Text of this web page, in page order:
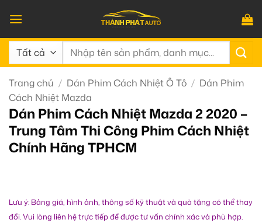
qua
nội
dung
Tìm
Trang chủ / Dán Phim Cách Nhiệt Ô Tô / Dán Phim
Cách Nhiệt Mazda
Dán Phim Cách Nhiệt Mazda 2 2020 –
Trung Tâm Thi Công Phim Cách Nhiệt
Chính Hãng TPHCM
Lưu ý: Bảng giá, hình ảnh, thông số kỹ thuật và quà tặng có thể thay
đổi. Vui lòng liên hệ trực tiếp để được tư vấn chính xác và phù hợp.